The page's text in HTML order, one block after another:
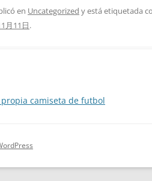
en Uncategorized y está etiquetada
月11日.
camiseta de futbol